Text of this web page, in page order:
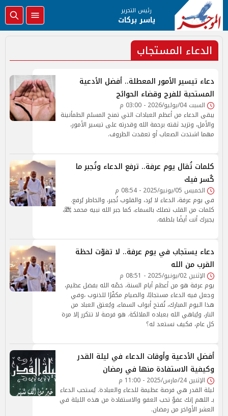
رئيس التحرير
ياسر بركات
الدعاء المستجاب
دعاء تيسير الأمور المعطلة.. أفضل الأدعية
المستحبة للفرج وقضاء الحوائج
السبت 04/يوليو/2026 - 03:00 م
يبقى الدعاء من أعظم العبادات التي تمنح المسلم الطمأنينة
والأمل، وتزيد ثقته برحمة الله وقدرته على تيسير الأمور،
مهما اشتدت الصعاب أو تعقدت الظروف.
كلمات تُقال يوم عرفة.. ترفع الدعاء وتُجبر ما
كُسر فيك
الخميس 05/يونيو/2025 - 08:54 م
في يوم عرفة، الدعاء لا يُرد، والقلوب تُجبر، والخاطر يُرفع.
كلمات من القلب تصلك بالسماء، كما جبر الله نبيه محمد ﷺ،
يجبرك أنت أيضًا بلطفه.
دعاء يستجاب في يوم عرفة.. لا تفوّت لحظة
القرب من الله
الإثنين 02/يونيو/2025 - 08:51 م
يوم عرفة هو من أعظم أيام السنة، خصّه الله بفضل عظيم،
وجعل فيه الدعاء مستجابًا، والصيام مكفّرًا للذنوب ،وفي
هذا اليوم المبارك، تُفتح أبواب السماء، ويُعتق العباد من
النار، ويُباهي الله بعباده الملائكة. هو فرصة لا تتكرر إلا مرة
كل عام، فكيف نستعد له؟
أفضل الأدعية وأوقات الدعاء في ليلة القدر
وكيفية الاستفادة منها في رمضان
الإثنين 24/مارس/2025 - 11:00 م
ليلة القدر هي فرصة عظيمة للدعاء والعبادة. يُستحب الدعاء
بـ اللهم إنك عفوٌ تحب العفو والاستفادة من هذه الليلة في
العشر الأواخر من رمضان.